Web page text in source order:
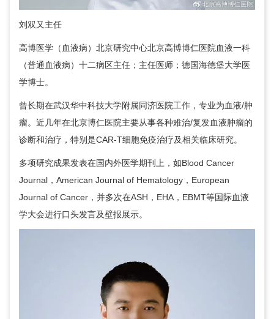
刘双又 主任
高博医学（血液病）北京研究中心北京高博博仁医院血液一科
（普通血液病） 十二病区主任；主任医师；德国海德堡大学医
学博士。
曾长期在武汉华中科技大学附属同济医院工作，专业为血液/肿
瘤。近几年在北京博仁医院主要从事各种难治/复发血液肿瘤的
诊断和治疗，特别是CAR-T细胞免疫治疗及相关临床研究。
多项研究成果发表在国内外医学期刊上，如Blood Cancer
Journal，American Journal of Hematology，European
Journal of Cancer，并多次在ASH，EHA，EBMT等国际血液
学大会进行口头发言及壁报展示。